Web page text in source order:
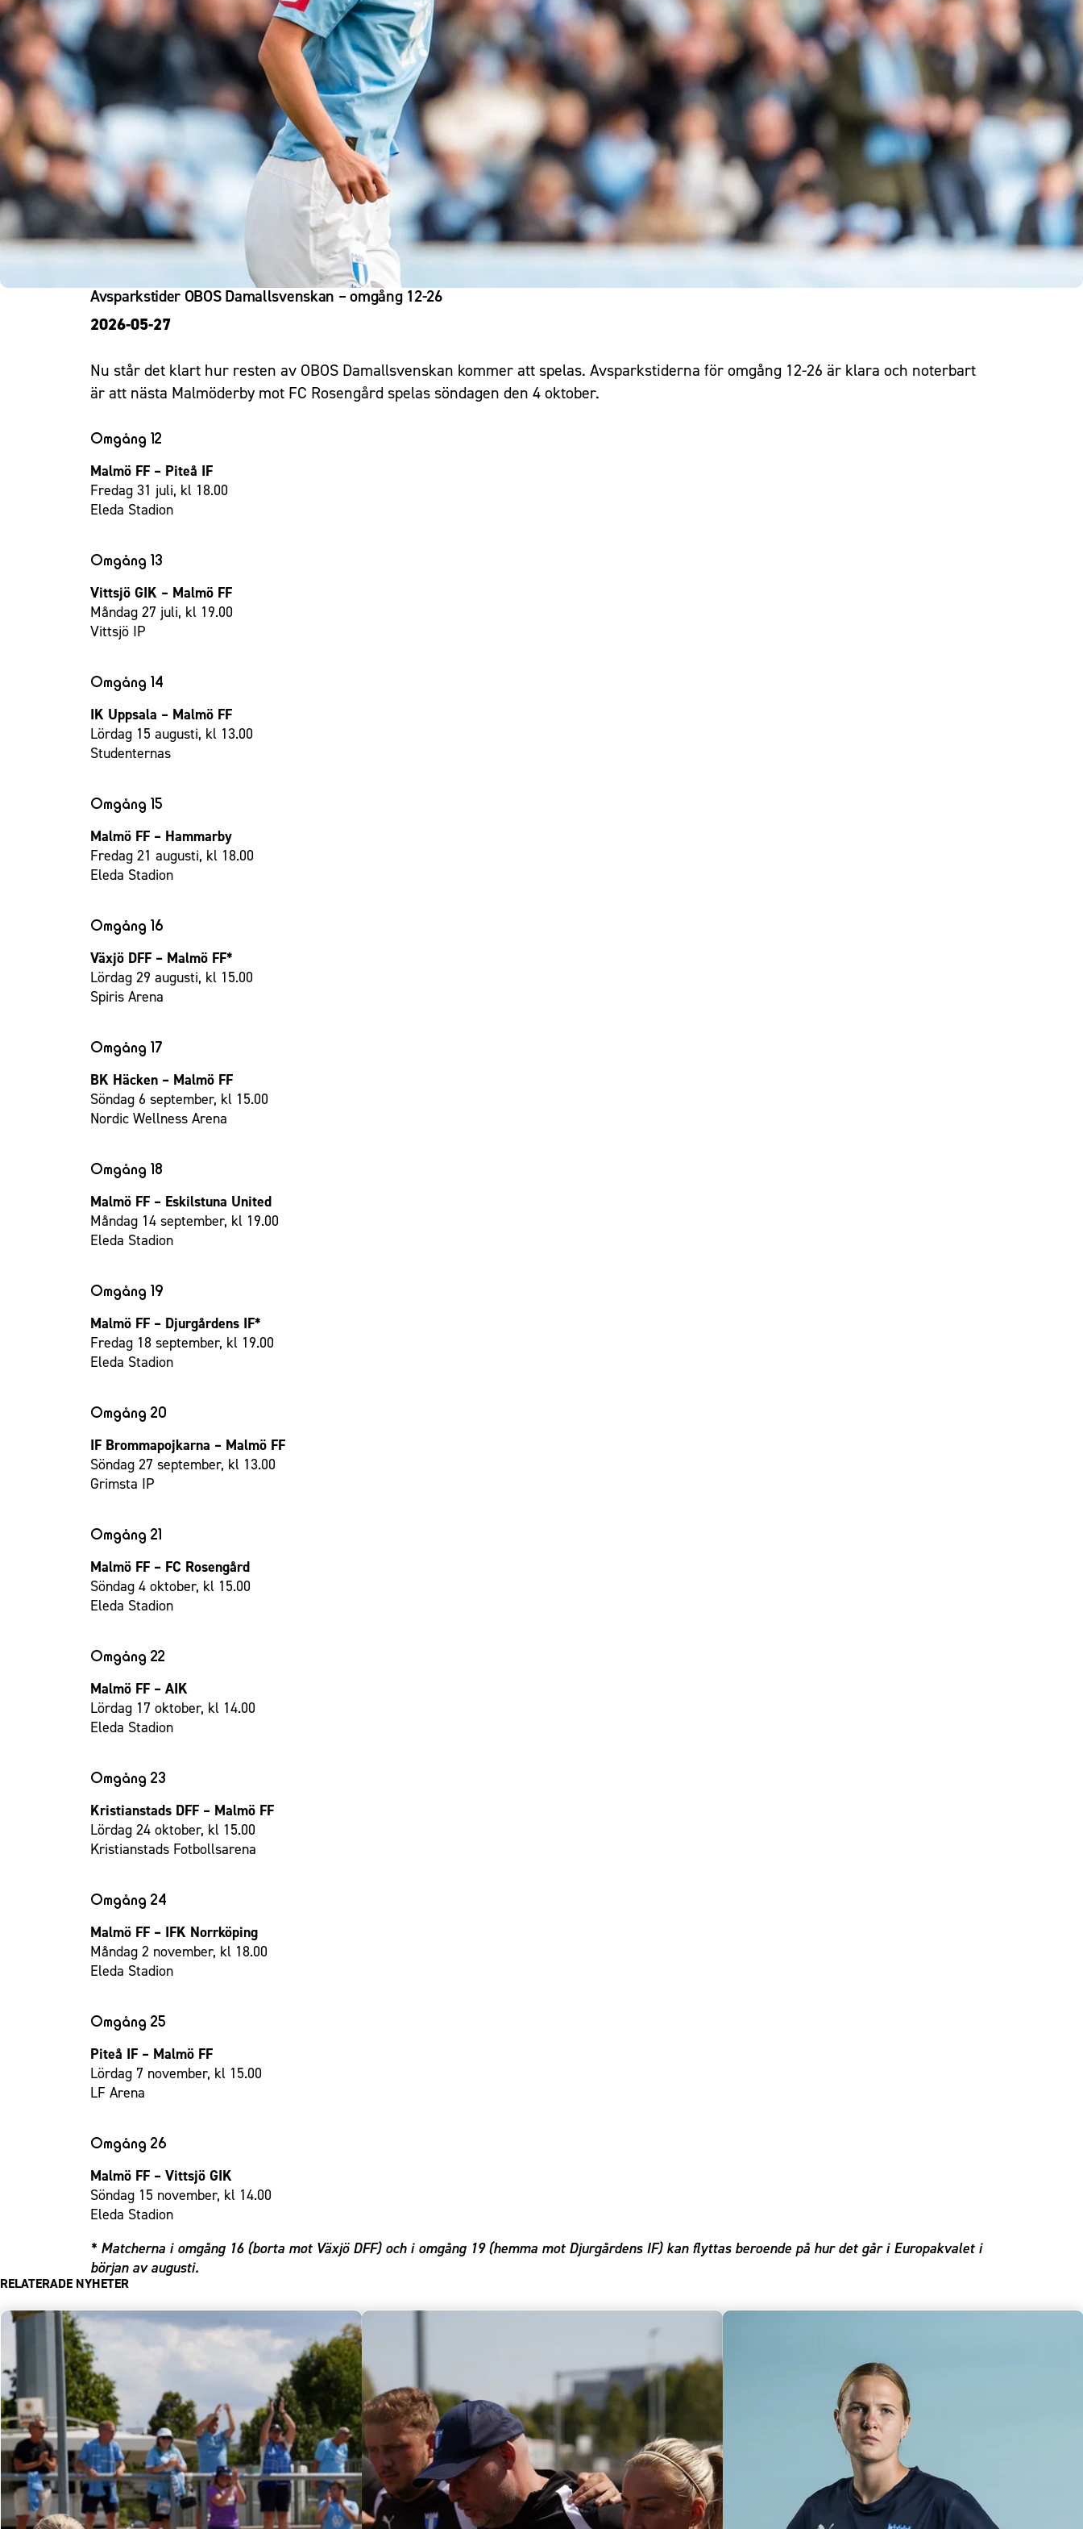
Om Malmö FF
Avsparkstider OBOS Damallsvenskan – omgång 12-26
2026-05-27
Nu står det klart hur resten av OBOS Damallsvenskan kommer att spelas. Avsparkstiderna för omgång 12-26 är klara och noterbart
är att nästa Malmöderby mot FC Rosengård spelas söndagen den 4 oktober.
Omgång 12
Malmö FF – Piteå IF
Fredag 31 juli, kl 18.00
Eleda Stadion
Omgång 13
Vittsjö GIK – Malmö FF
Måndag 27 juli, kl 19.00
Vittsjö IP
Omgång 14
IK Uppsala – Malmö FF
Lördag 15 augusti, kl 13.00
Studenternas
Omgång 15
Malmö FF – Hammarby
Fredag 21 augusti, kl 18.00
Eleda Stadion
Omgång 16
Växjö DFF – Malmö FF*
Lördag 29 augusti, kl 15.00
Spiris Arena
Omgång 17
BK Häcken – Malmö FF
Söndag 6 september, kl 15.00
Nordic Wellness Arena
Omgång 18
Malmö FF – Eskilstuna United
Måndag 14 september, kl 19.00
Eleda Stadion
Omgång 19
Malmö FF – Djurgårdens IF*
Fredag 18 september, kl 19.00
Eleda Stadion
Omgång 20
IF Brommapojkarna – Malmö FF
Söndag 27 september, kl 13.00
Grimsta IP
Omgång 21
Malmö FF – FC Rosengård
Söndag 4 oktober, kl 15.00
Eleda Stadion
Omgång 22
Malmö FF – AIK
Lördag 17 oktober, kl 14.00
Eleda Stadion
Omgång 23
Kristianstads DFF – Malmö FF
Lördag 24 oktober, kl 15.00
Kristianstads Fotbollsarena
Omgång 24
Malmö FF – IFK Norrköping
Måndag 2 november, kl 18.00
Eleda Stadion
Omgång 25
Piteå IF – Malmö FF
Lördag 7 november, kl 15.00
LF Arena
Omgång 26
Malmö FF – Vittsjö GIK
Söndag 15 november, kl 14.00
Eleda Stadion
* Matcherna i omgång 16 (borta mot Växjö DFF) och i omgång 19 (hemma mot Djurgårdens IF) kan flyttas beroende på hur det går i Europakvalet i
början av augusti.
RELATERADE NYHETER